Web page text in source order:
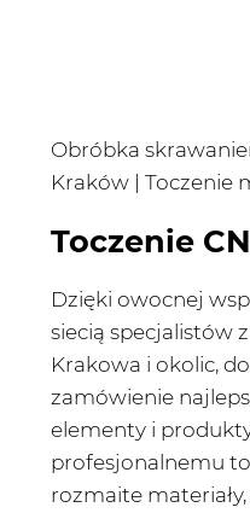
Obróbka
Kraków | Toczenie
Toczenie
Dzięki owocnej
siecią specjalistów
Krakowa i okolic,
zamówienie
elementy i
profesjonalnemu
rozmaite